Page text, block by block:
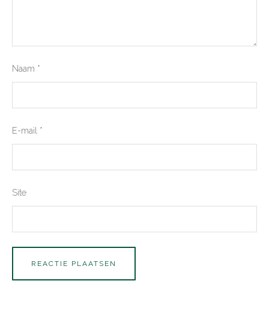
Naam *
E-mail *
Site